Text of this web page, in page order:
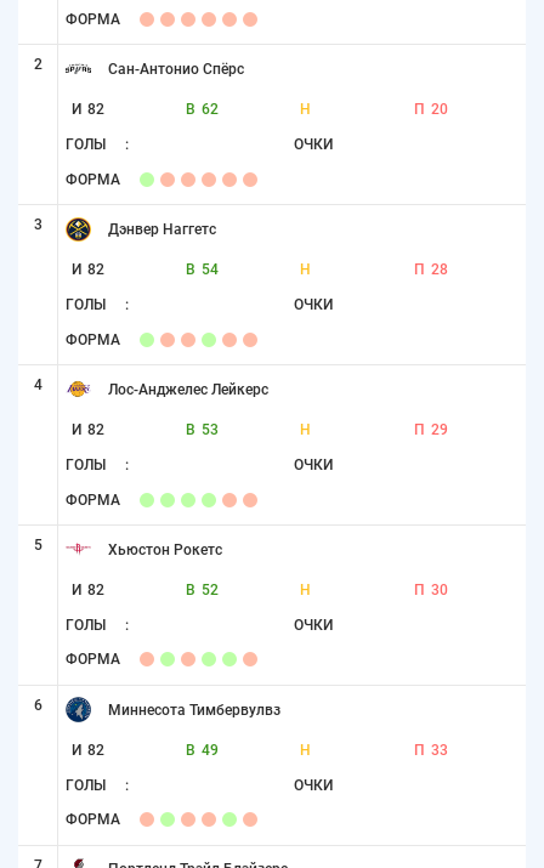
ФОРМА
2 Сан-Антонио Спёрс
И 82 В 62 Н П 20
ГОЛЫ : ОЧКИ
ФОРМА
3 Дэнвер Наггетс
И 82 В 54 Н П 28
ГОЛЫ : ОЧКИ
ФОРМА
4 Лос-Анджелес Лейкерс
И 82 В 53 Н П 29
ГОЛЫ : ОЧКИ
ФОРМА
5 Хьюстон Рокетс
И 82 В 52 Н П 30
ГОЛЫ : ОЧКИ
ФОРМА
6 Миннесота Тимбервулвз
И 82 В 49 Н П 33
ГОЛЫ : ОЧКИ
ФОРМА